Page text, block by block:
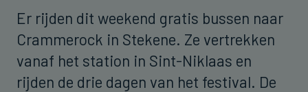
Er rijden dit weekend gratis bussen naar
Crammerock in Stekene. Ze vertrekken
vanaf het station in Sint-Niklaas en
rijden de drie dagen van het festival. De